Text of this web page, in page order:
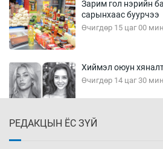
Зарим гол нэрийн
сарынхаас буурчээ
Өчигдөр 15 цаг 00 мин
Хиймэл оюун
Өчигдөр 14 цаг 30 мин
РЕДАКЦЫН ЁС ЗҮЙ